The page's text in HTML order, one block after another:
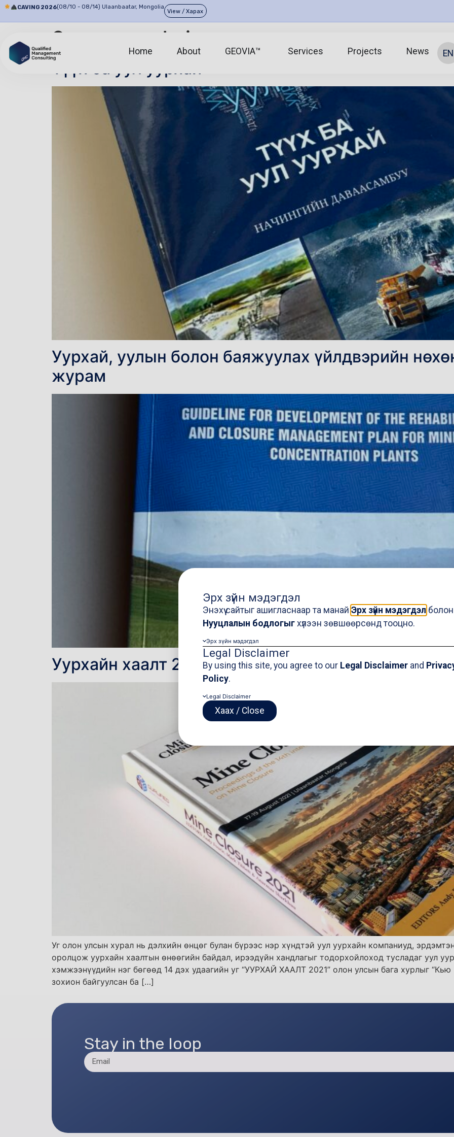
CAVING 2026(08/10 - 08/14) Ulaanbaatar, Mongolia
View / Харах
Home About GEOVIA™ Services Projects News EN
Зохиогч: admin
Уурхай, уулын болон баяжуулах үйлдвэрийн
журам
Уурхайн хаалт 2021
Уг олон улсын хурал нь дэлхийн өнцөг булан бүрээс нэр хүндтэй уул уурхайн компаниуд,
оролцож уурхайн хаалтын өнөөгийн байдал, ирээдүйн хандлагыг тодорхойлоход тусладаг уул
хэмжээнүүдийн нэг бөгөөд 14 дэх удаагийн уг “УУРХАЙ ХААЛТ 2021” олон улсын бага хурлыг
зохион байгуулсан ба […]
Stay in the loop
Эрх зүйн мэдэгдэл
Энэхүү сайтыг ашигласнаар та манай Эрх зүйн мэдэгдэл болон
Нууцлалын бодлогыг хүлээн зөвшөөрсөнд тооцно.
Эрх зүйн мэдэгдэл
Legal Disclaimer
By using this site, you agree to our Legal Disclaimer and
Policy.
Legal Disclaimer
Хаах / Close